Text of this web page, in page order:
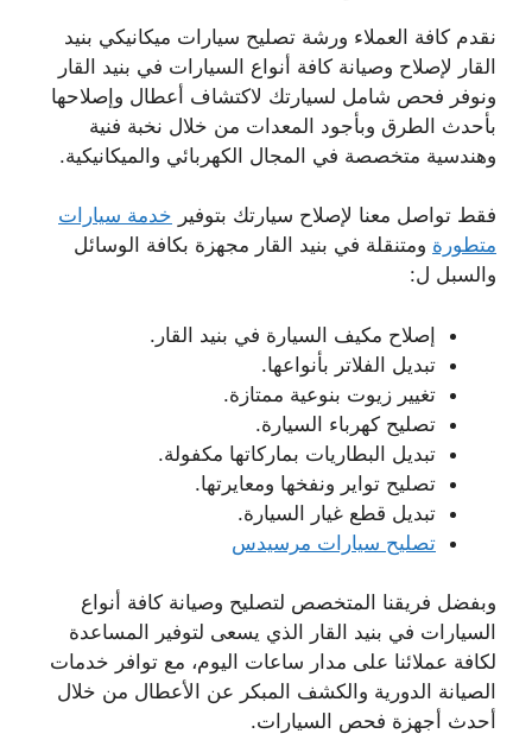
نقدم كافة العملاء ورشة تصليح سيارات ميكانيكي بنيد
القار لإصلاح وصيانة كافة أنواع السيارات في بنيد القار
ونوفر فحص شامل لسيارتك لاكتشاف أعطال وإصلاحها
بأحدث الطرق وبأجود المعدات من خلال نخبة فنية
وهندسية متخصصة في المجال الكهربائي والميكانيكية.
فقط تواصل معنا لإصلاح سيارتك بتوفير خدمة سيارات
متطورة ومتنقلة في بنيد القار مجهزة بكافة الوسائل
والسبل ل:
إصلاح مكيف السيارة في بنيد القار.
تبديل الفلاتر بأنواعها.
تغيير زيوت بنوعية ممتازة.
تصليح كهرباء السيارة.
تبديل البطاريات بماركاتها مكفولة.
تصليح تواير ونفخها ومعايرتها.
تبديل قطع غيار السيارة.
تصليح سيارات مرسيدس
وبفضل فريقنا المتخصص لتصليح وصيانة كافة أنواع
السيارات في بنيد القار الذي يسعى لتوفير المساعدة
لكافة عملائنا على مدار ساعات اليوم، مع توافر خدمات
الصيانة الدورية والكشف المبكر عن الأعطال من خلال
أحدث أجهزة فحص السيارات.